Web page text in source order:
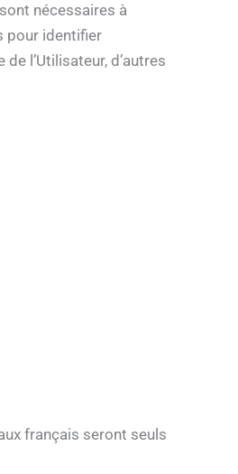
nécessaires à
pour identifier
l’Utilisateur, d’autres
français seront seuls